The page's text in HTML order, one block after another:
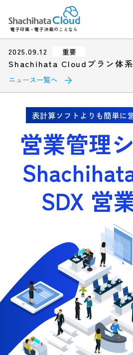
電子印鑑・電子決裁のことなら
2025.09.12 重要
Shachihata Cloudプラン体
ニュース一覧へ
表計算ソフトよりも簡単に
営業管理
SDX 営